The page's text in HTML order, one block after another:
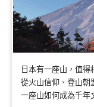
日本有一座山，值得
從火山信仰、登山朝
一座山如何成為千年